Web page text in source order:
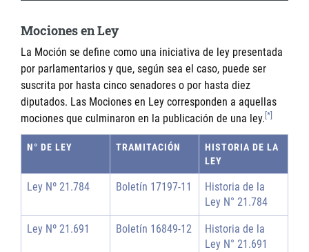
Mociones en Ley
La Moción se define como una iniciativa de ley presentada
por parlamentarios y que, según sea el caso, puede ser
suscrita por hasta cinco senadores o por hasta diez
diputados. Las Mociones en Ley corresponden a aquellas
mociones que culminaron en la publicación de una ley. [*]
N° DE LEY TRAMITACIÓN
HISTORIA DE LA
LEY
Ley Nº 21.784 Boletín 17197-11
Historia de la
Ley N° 21.784
Ley Nº 21.691 Boletín 16849-12
Historia de la
Ley N° 21.691